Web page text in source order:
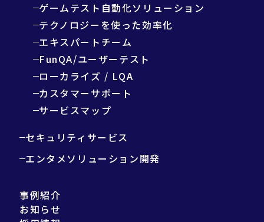
ゲームテスト自動化ソリューション
テクノロジーを使った効率化
エキスパートチーム
FunQA/ユーザーテスト
ローカライズ / LQA
カスタマーサポート
サービスマップ
セキュリティサービス
エンタメソリューション開発
事例紹介
お知らせ